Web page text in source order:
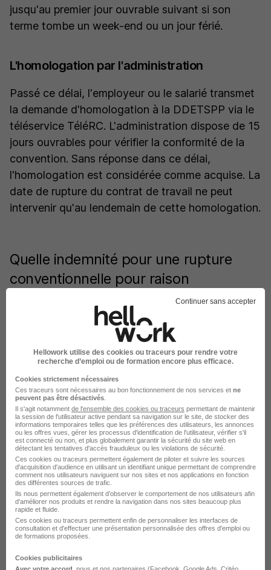
jusqu'au premier jour ouvrable suivant si son
terme tombe un week-end ou un jour férié.
L'homologation par l'administration
Passé ce délai, l'employeur ou le salarié transmet
la demande d'homologation à la DDETSPP via le
téléservice TéléRC. L'administration dispose de 15
jours ouvrables pour vérifier la conformité de la
convention. Sans réponse dans ce délai,
l'homologation est considérée comme acquise. La
date de rupture du contrat de travail ne peut
intervenir qu'au lendemain de cette homologation.
Quelle indemnité pour une rupture
conventionnelle pour raison
Quelle que soit son ancienneté, le salarié dont la
convention de rupture est homologuée perçoit
une indemnité spécifique de rupture
conventionnelle. Son montant ne peut être
inférieur à celui de l'indemnité légale de
licenciement, soit un quart de mois de salaire brut
par année d'ancienneté jusqu'à dix ans, puis un
tiers de mois au-delà de dix ans. Ce montant peut
être librement négocié à la hausse lors de
l'entretien.
Le salarié perçoit également les autres sommes
dues à la date de rupture du contrat de travail :
salaire, primes et indemnité compensatrice de
Continuer sans accepter
Hellowork utilise des cookies ou traceurs pour rendre votre
recherche d’emploi ou de formation encore plus efficace.
Cookies strictement nécessaires
Ces traceurs sont nécessaires au bon fonctionnement de nos services et ne
peuvent pas être désactivés
Il s'agit notamment de l'ensemble des cookies ou traceurs permettant de maintenir
la session de l'utilisateur active pendant sa navigation sur le site, de stocker des
informations temporaires telles que les préférences des utilisateurs, les annonces
ou les offres vues, gérer les processus d'identification de l'utilisateur, vérifier s'il
est connecté ou non, et plus globalement garantir la sécurité du site web en
détectant les tentatives d'accès frauduleux ou les violations de sécurité.
Ces cookies ou traceurs permettent également de piloter et suivre les sources
d'acquisition d'audience en utilisant un identifiant unique permettant de comprendre
comment nos utilisateurs naviguent sur nos sites et nos applications en fonction
des différentes sources de trafic.
Ils nous permettent également d’observer le comportement de nos utilisateurs afin
d'améliorer nos produits et rendre la navigation dans nos sites beaucoup plus
rapide et fluide.
Ces cookies ou traceurs permettent enfin de personnaliser les interfaces de
consultation et d'effectuer une présentation personnalisée des offres d'emploi ou
de formations proposées.
Cookies publicitaires
Avec votre accord , nous et nos partenaires (Facebook, Google Ads , Critéo,